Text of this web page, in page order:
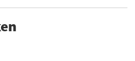
houdt uw auto op weg